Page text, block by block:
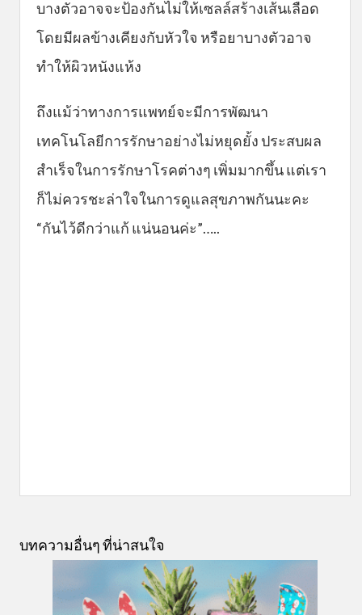
บางตัวอาจจะป้องกันไม่ให้เซลล์สร้างเส้นเลือด
โดยมีผลข้างเคียงกับหัวใจ หรือยาบางตัวอาจ
ทำให้ผิวหนังแห้ง
ถึงแม้ว่าทางการแพทย์จะมีการพัฒนา
เทคโนโลยีการรักษาอย่างไม่หยุดยั้ง ประสบผล
สำเร็จในการรักษาโรคต่างๆ เพิ่มมากขึ้น แต่เรา
ก็ไม่ควรชะล่าใจในการดูแลสุขภาพกันนะคะ
“กันไว้ดีกว่าแก้ แน่นอนค่ะ”…..
บทความอื่นๆ ที่น่าสนใจ